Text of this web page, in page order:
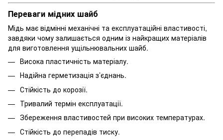
Переваги мідних шайб
Мідь має відмінні механічні та експлуатаційні властивості,
завдяки чому залишається одним із найкращих матеріалів
для виготовлення ущільнювальних шайб.
Висока пластичність матеріалу.
Надійна герметизація з’єднань.
Стійкість до корозії.
Тривалий термін експлуатації.
Збереження властивостей при високих температурах.
Стійкість до перепадів тиску.